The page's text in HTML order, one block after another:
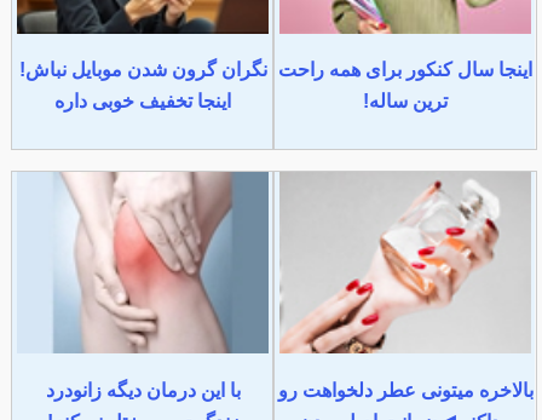
اینجا سال کنکور برای همه راحت
ترین ساله!
نگران گرون شدن موبایل نباش!
اینجا تخفیف خوبی داره
بالاخره میتونی عطر دلخواهت رو
با این درمان دیگه زانودرد